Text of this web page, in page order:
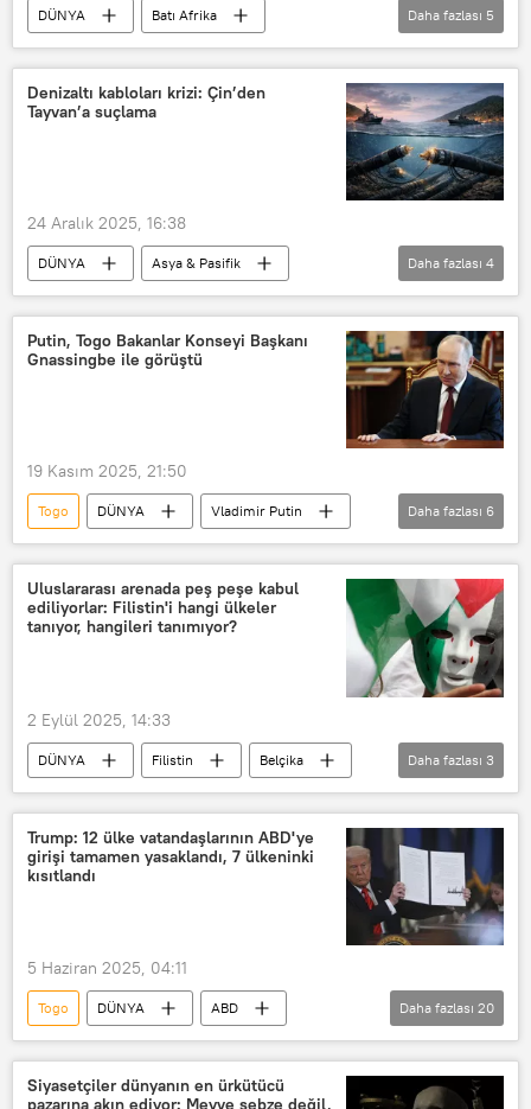
DÜNYA
Batı Afrika
Fildişi Sahili
Gana
Şiddetli yağış
Sel
Daha fazlası 5
Denizaltı kabloları krizi: Çin’den
Tayvan’a suçlama
24 Aralık 2025, 16:38
DÜNYA
Asya & Pasifik
Tayvan
Çin
Pekin
sabotaj
Kablo
Daha fazlası 4
Putin, Togo Bakanlar Konseyi Başkanı
Gnassingbe ile görüştü
19 Kasım 2025, 21:50
Togo DÜNYA
Vladimir Putin
Faure Gnassingbe
Görüşme
Kremlin
Rusya
Sputnik
Rusya Merkez Bankası
Daha fazlası 6
Uluslararası arenada peş peşe kabul
ediliyorlar: Filistin'i hangi ülkeler
tanıyor, hangileri tanımıyor?
2 Eylül 2025, 14:33
DÜNYA Filistin
Belçika
Dünya
Birleşmiş Milletler (BM) Genel Merkezi
BM
Daha fazlası 3
Trump: 12 ülke vatandaşlarının ABD'ye
girişi tamamen yasaklandı, 7 ülkeninki
kısıtlandı
5 Haziran 2025, 04:11
Togo DÜNYA
ABD
Donald Trump
Yasak
Kısıtlama
Afganistan
Daha fazlası 20
Siyasetçiler dünyanın en ürkütücü
pazarına akın ediyor: Meyve sebze değil,